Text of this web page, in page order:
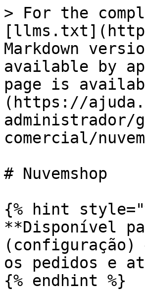
> For the
Markdown
available by
page is
(https://
administrador/
comercial/
# Nuvemshop
{% hint
**Disponível
(configuração)
os pedidos e
{% endhint %}